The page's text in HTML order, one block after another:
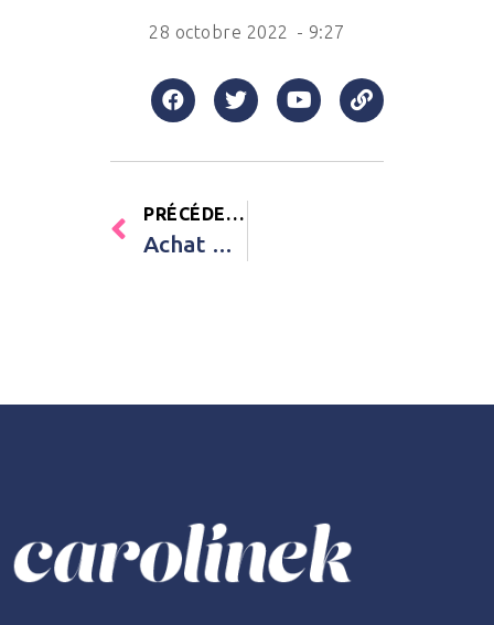
28 octobre 2022 - 9:27
PRÉCÉDENT
Achat Livre Au pays des géants Editions Kimane Enfant